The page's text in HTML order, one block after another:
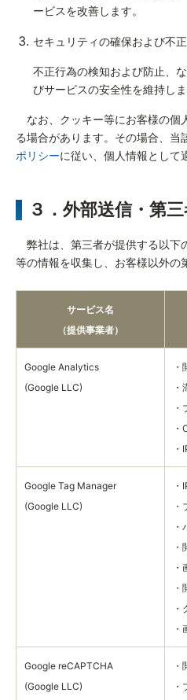
ービスを改善します。
セキュリティの確保および不
不正行為の検知および防止、
びサービスの安全性を維持しま
なお、クッキー等にお客様の個
る場合があります。その場合、当
ポリシーに従い、個人情報として
３．外部送信・第
弊社は、第三者が提供する以下
等の情報を収集し、お客様以外の
サービス名
（提供事業者）
Google Analytics
(Google LLC)
・
Google Tag Manager
(Google LLC)
Google reCAPTCHA
(Google LLC)